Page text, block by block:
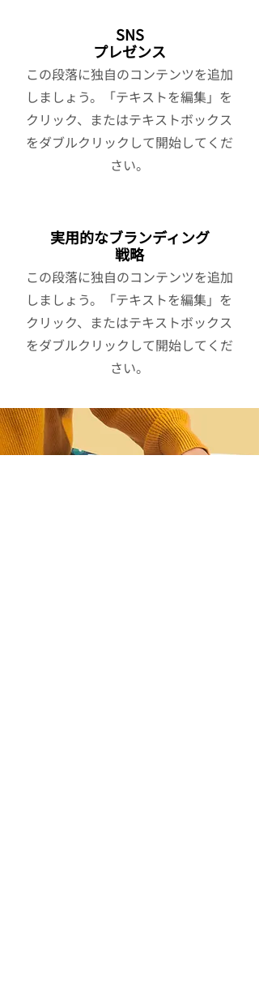
SNS
プレゼンス
この段落に独自のコンテンツを追加
しましょう。「テキストを編集」を
クリック、またはテキストボックス
をダブルクリックして開始してくだ
さい。
実用的なブランディング
戦略
この段落に独自のコンテンツを追加
しましょう。「テキストを編集」を
クリック、またはテキストボックス
をダブルクリックして開始してくだ
さい。